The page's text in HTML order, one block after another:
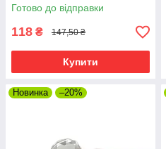
Готово до відправки
118 ₴ 147,50 ₴
Купити
Новинка –20%